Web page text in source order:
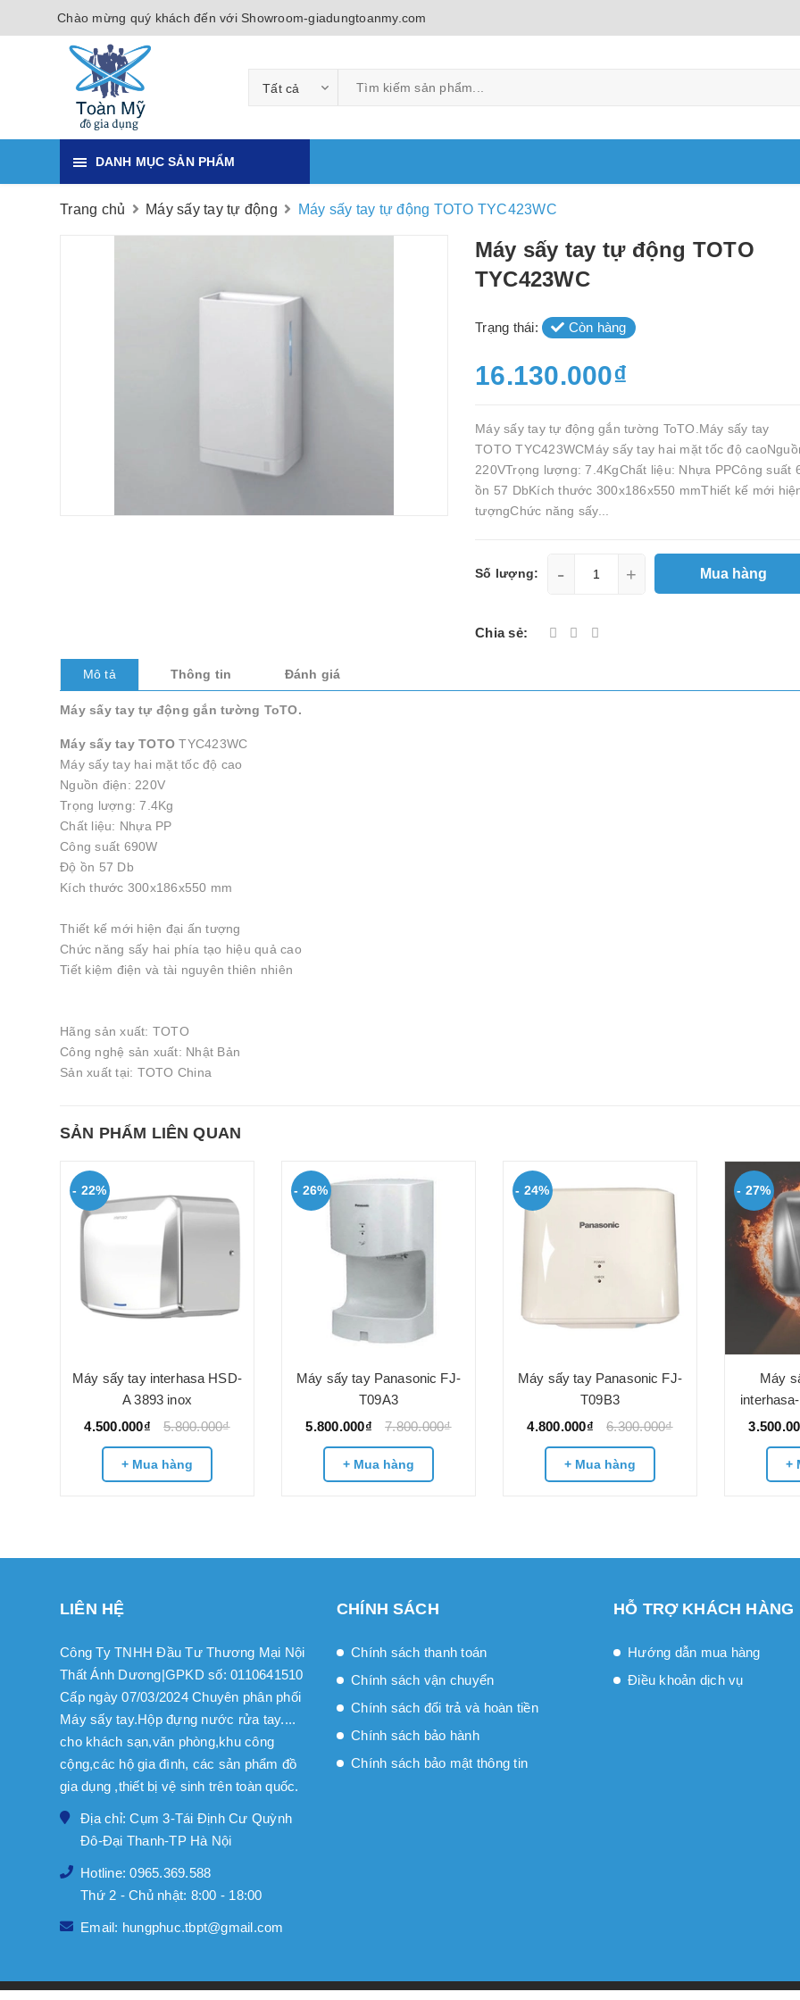
Chào mừng quý khách đến với Showroom-giadungtoanmy.com
Tất cả
DANH MỤC SẢN PHẨM
Trang chủ Máy sấy tay tự động Máy sấy tay tự động TOTO TYC423WC
Máy sấy tay tự động TOTO
TYC423WC
Trạng thái: Còn hàng
16.130.000₫
Máy sấy tay tự động gắn tường ToTO.Máy sấy tay
TOTO TYC423WCMáy sấy tay hai mặt tốc độ
220VTrọng lượng: 7.4KgChất liệu: Nhựa PPCông suất
ồn 57 DbKích thước 300x186x550 mmThiết kế mới
tượngChức năng sấy...
Số lượng: - + Mua hàng
Chia sẻ:
Mô tả Thông tin Đánh giá
Máy sấy tay tự động gắn tường ToTO.
Máy sấy tay TOTO TYC423WC
Máy sấy tay hai mặt tốc độ cao
Nguồn điện: 220V
Trọng lượng: 7.4Kg
Chất liệu: Nhựa PP
Công suất 690W
Độ ồn 57 Db
Kích thước 300x186x550 mm
Thiết kế mới hiện đại ấn tượng
Chức năng sấy hai phía tạo hiệu quả cao
Tiết kiệm điện và tài nguyên thiên nhiên
Hãng sản xuất: TOTO
Công nghệ sản xuất: Nhật Bản
Sản xuất tại: TOTO China
SẢN PHẨM LIÊN QUAN
- 22%
Máy sấy tay interhasa HSD-
A 3893 inox
4.500.000₫
5.800.000₫
+ Mua hàng
- 26%
Máy sấy tay Panasonic FJ-
T09A3
5.800.000₫
7.800.000₫
+ Mua hàng
- 24%
Máy sấy tay Panasonic FJ-
T09B3
4.800.000₫
6.300.000₫
+ Mua hàng
- 27%
Máy
+
LIÊN HỆ
Công Ty TNHH Đầu Tư Thương Mại Nội
Thất Ánh Dương|GPKD số: 0110641510
Cấp ngày 07/03/2024 Chuyên phân phối
Máy sấy tay.Hộp đựng nước rửa tay....
cho khách sạn,văn phòng,khu công
cộng,các hộ gia đình, các sản phẩm đồ
gia dụng ,thiết bị vệ sinh trên toàn quốc.
Địa chỉ: Cụm 3-Tái Định Cư Quỳnh
Đô-Đại Thanh-TP Hà Nội
Hotline: 0965.369.588
Thứ 2 - Chủ nhật: 8:00 - 18:00
Email: hungphuc.tbpt@gmail.com
CHÍNH SÁCH
Chính sách thanh toán
Chính sách vận chuyển
Chính sách đổi trả và hoàn tiền
Chính sách bảo hành
Chính sách bảo mật thông tin
HỖ TRỢ KHÁCH HÀNG
Hướng dẫn mua hàng
Điều khoản dịch vụ